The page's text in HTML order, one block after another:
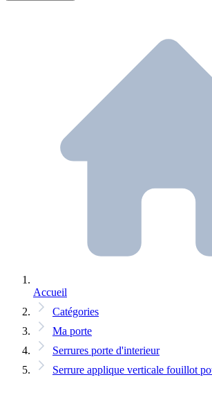
Accueil
Catégories
Ma porte
Serrures porte d'interieur
Serrure applique verticale fouillot